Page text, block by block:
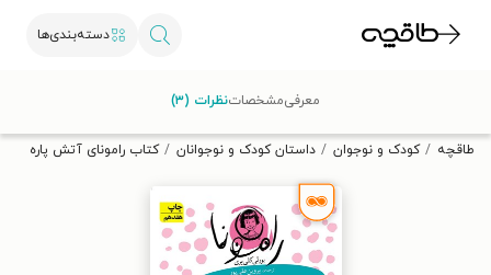
دسته‌بندی‌ها
تخفیف از طاقچه دریافت کن.
طاقچه کودک و نوجوان داستان کودک و نوجوانان کتاب رامونای آتش پاره
معرفیمشخصاتنظرات (۳)